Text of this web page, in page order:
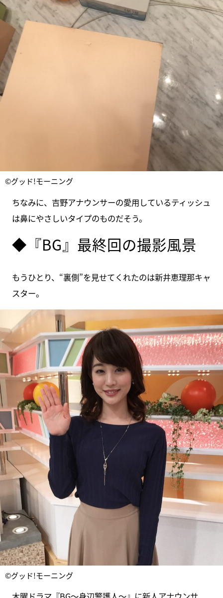
©グッド!モーニング
ちなみに、吉野アナウンサーの愛用しているティッシュ
は鼻にやさしいタイプのものだそう。
◆『BG』最終回の撮影風景
もうひとり、“裏側”を見せてくれたのは新井恵理那キャ
スター。
©グッド!モーニング